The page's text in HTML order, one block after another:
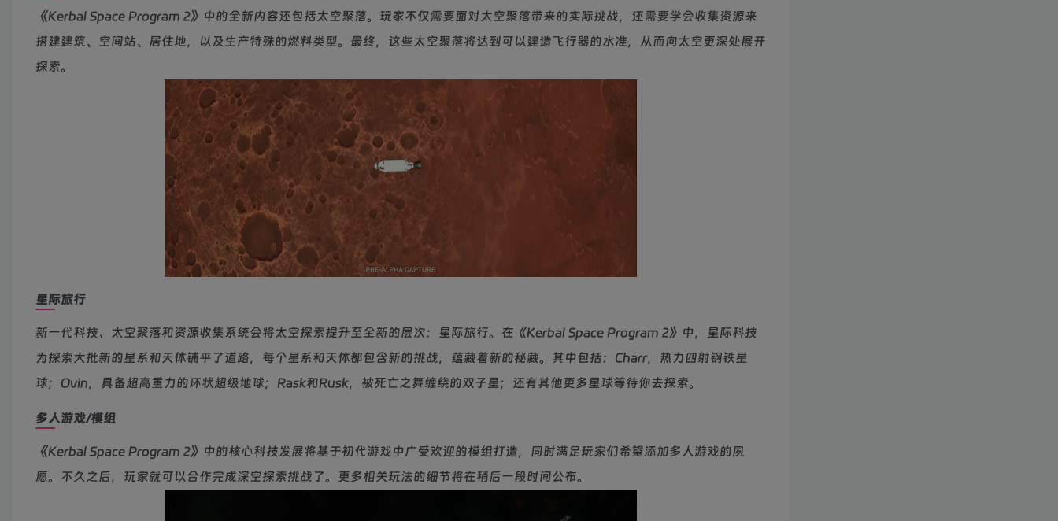
《Kerbal Space Program 2》中的全新内容还包括太空聚落。玩家不仅需要面对太空聚落带来的实际挑战，还需要学会收集资源来
搭建建筑、空间站、居住地，以及生产特殊的燃料类型。最终，这些太空聚落将达到可以建造飞行器的水准，从而向太空更深处展开
探索。
星际旅行
新一代科技、太空聚落和资源收集系统会将太空探索提升至全新的层次：星际旅行。在《Kerbal Space Program 2》中，星际科技
为探索大批新的星系和天体铺平了道路，每个星系和天体都包含新的挑战，蕴藏着新的秘藏。其中包括：Charr，热力四射钢铁星
球；Ovin，具备超高重力的环状超级地球；Rask和Rusk，被死亡之舞缠绕的双子星；还有其他更多星球等待你去探索。
多人游戏/模组
《Kerbal Space Program 2》中的核心科技发展将基于初代游戏中广受欢迎的模组打造，同时满足玩家们希望添加多人游戏的夙
愿。不久之后，玩家就可以合作完成深空探索挑战了。更多相关玩法的细节将在稍后一段时间公布。